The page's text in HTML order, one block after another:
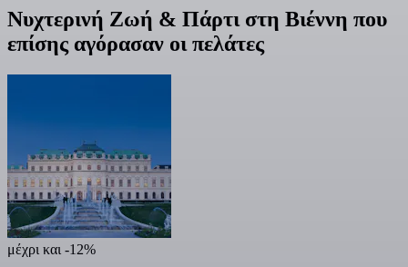
Νυχτερινή Ζωή & Πάρτι στη Βιέννη που
επίσης αγόρασαν οι πελάτες
μέχρι και -12%